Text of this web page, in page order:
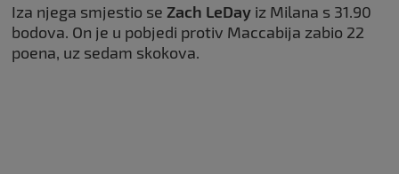
Iza njega smjestio se Zach LeDay iz Milana s 31.90
bodova. On je u pobjedi protiv Maccabija zabio 22
poena, uz sedam skokova.